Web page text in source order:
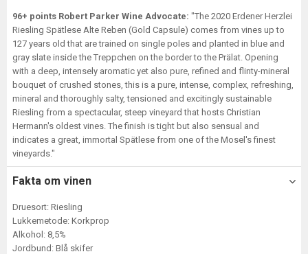
96+ points Robert Parker Wine Advocate: "The 2020 Erdener Herzlei
Riesling Spätlese Alte Reben (Gold Capsule) comes from vines up to
127 years old that are trained on single poles and planted in blue and
gray slate inside the Treppchen on the border to the Prälat. Opening
with a deep, intensely aromatic yet also pure, refined and flinty-mineral
bouquet of crushed stones, this is a pure, intense, complex, refreshing,
mineral and thoroughly salty, tensioned and excitingly sustainable
Riesling from a spectacular, steep vineyard that hosts Christian
Hermann's oldest vines. The finish is tight but also sensual and
indicates a great, immortal Spätlese from one of the Mosel's finest
vineyards."
Fakta om vinen
Druesort: Riesling
Lukkemetode: Korkprop
Alkohol: 8,5%
Jordbund: Blå skifer